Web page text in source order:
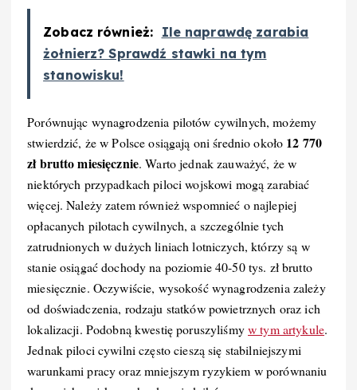
Zobacz również: Ile naprawdę zarabia
żołnierz? Sprawdź stawki na tym
stanowisku!
Porównując wynagrodzenia pilotów cywilnych, możemy
stwierdzić, że w Polsce osiągają oni średnio około 12 770
zł brutto miesięcznie. Warto jednak zauważyć, że w
niektórych przypadkach piloci wojskowi mogą zarabiać
więcej. Należy zatem również wspomnieć o najlepiej
opłacanych pilotach cywilnych, a szczególnie tych
zatrudnionych w dużych liniach lotniczych, którzy są w
stanie osiągać dochody na poziomie 40-50 tys. zł brutto
miesięcznie. Oczywiście, wysokość wynagrodzenia zależy
od doświadczenia, rodzaju statków powietrznych oraz ich
lokalizacji. Podobną kwestię poruszyliśmyw tym artykule.
Jednak piloci cywilni często cieszą się stabilniejszymi
warunkami pracy oraz mniejszym ryzykiem w porównaniu